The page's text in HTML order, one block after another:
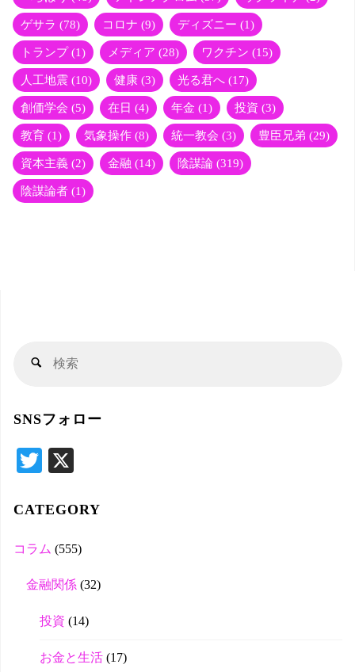
ゲサラ (78) コロナ (9) ディズニー (1)
トランプ(1) メディア (28) ワクチン (15)
人工地震 (10) 健康 (3) 光る君へ (17)
創価学会 (5) 在日 (4) 年金 (1) 投資 (3)
教育 (1) 気象操作 (8) 統一教会 (3) 豊臣兄弟 (29)
資本主義 (2) 金融 (14) 陰謀論 (319)
陰謀論者 (1)
検
SNSフォロー
T
tte
CATEGORY
コラム (555)
金融関係 (32)
投資 (14)
お金と生活(17)